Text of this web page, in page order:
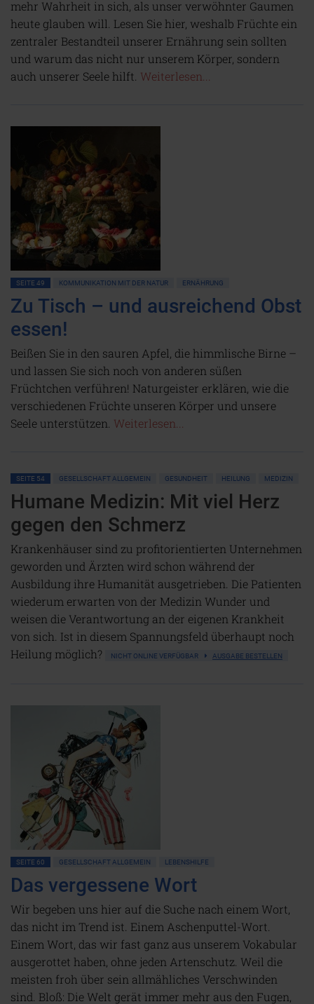
mehr Wahrheit in sich, als unser verwöhnter Gaumen
heute glauben will. Lesen Sie hier, weshalb Früchte ein
zentraler Bestandteil unserer Ernährung sein sollten
und warum das nicht nur unserem Körper, sondern
auch unserer Seele hilft. Weiterlesen...
SEITE 49 KOMMUNIKATION MIT DER NATUR ERNÄHRUNG
Zu Tisch – und ausreichend Obst
essen!
Beißen Sie in den sauren Apfel, die himmlische Birne –
und lassen Sie sich noch von anderen süßen
Früchtchen verführen! Naturgeister erklären, wie die
verschiedenen Früchte unseren Körper und unsere
Seele unterstützen. Weiterlesen...
SEITE 54 GESELLSCHAFT ALLGEMEIN GESUNDHEIT HEILUNG MEDIZIN
Humane Medizin: Mit viel Herz
gegen den Schmerz
Krankenhäuser sind zu profitorientierten Unternehmen
geworden und Ärzten wird schon während der
Ausbildung ihre Humanität ausgetrieben. Die Patienten
wiederum erwarten von der Medizin Wunder und
weisen die Verantwortung an der eigenen Krankheit
von sich. Ist in diesem Spannungsfeld überhaupt noch
Heilung möglich?
NICHT ONLINE VERFÜGBAR AUSGABE BESTELLEN
SEITE 60 GESELLSCHAFT ALLGEMEIN LEBENSHILFE
Das vergessene Wort
Wir begeben uns hier auf die Suche nach einem Wort,
das nicht im Trend ist. Einem Aschenputtel-Wort.
Einem Wort, das wir fast ganz aus unserem Vokabular
ausgerottet haben, ohne jeden Artenschutz. Weil die
meisten froh über sein allmähliches Verschwinden
sind. Bloß: Die Welt gerät immer mehr aus den Fugen,